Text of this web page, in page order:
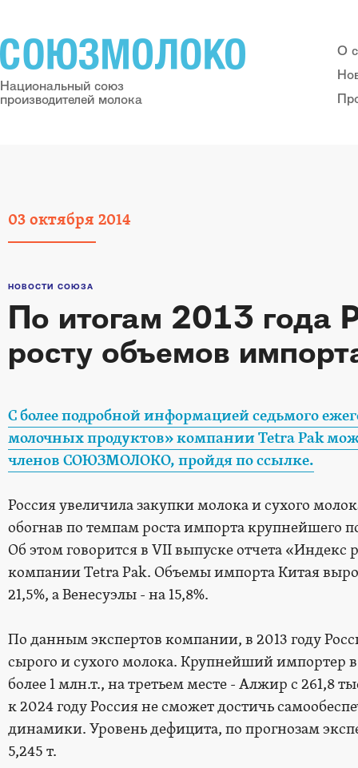
Национальный союз
производителей молока
О
03октября 2014
НОВОСТИ СОЮЗА
По итогам 2013 года
росту объемов
С более подробной информацией седьмого
молочных продуктов» компании Tetra Pak
членов СОЮЗМОЛОКО, пройдя по ссылке.
Россия увеличила закупки молока и сухого
обогнав по темпам роста импорта крупнейшего
Об этом говорится в VII выпуске отчета
компании Tetra Pak. Объемы импорта Китая
21,5%, а Венесуэлы - на 15,8%.
По данным экспертов компании, в 2013 году
сырого и сухого молока. Крупнейший импортер
более 1 млн.т., на третьем месте - Алжир с 261,8
к 2024 году Россия не сможет достичь
динамики. Уровень дефицита, по прогнозам
5,245 т.